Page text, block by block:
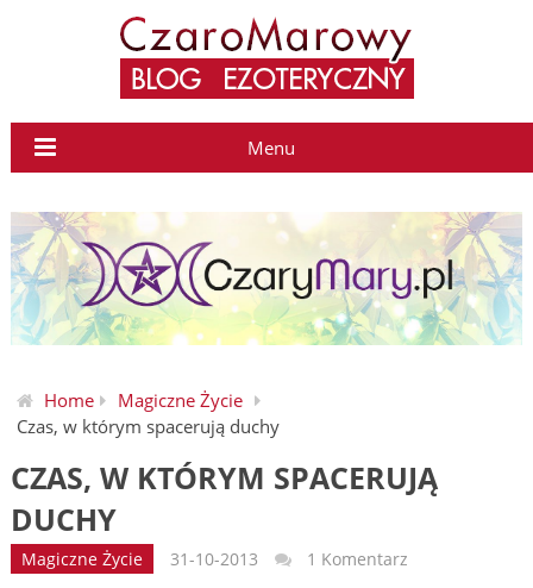
Menu
Home
Magiczne Życie
Czas, w którym spacerują duchy
CZAS, W KTÓRYM SPACERUJĄ
DUCHY
Magiczne Życie 31-10-2013
1 Komentarz